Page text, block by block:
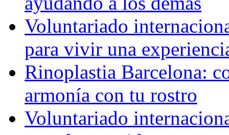
Voluntariado
para vivir una
Rinoplastia Barcelona:
armonía con tu rostro
Voluntariado